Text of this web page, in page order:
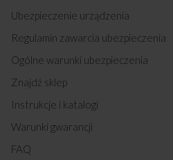
Ubezpieczenie urządzenia
Regulamin zawarcia ubezpieczenia
Ogólne warunki ubezpieczenia
Znajdź sklep
Instrukcje i katalogi
Warunki gwarancji
FAQ